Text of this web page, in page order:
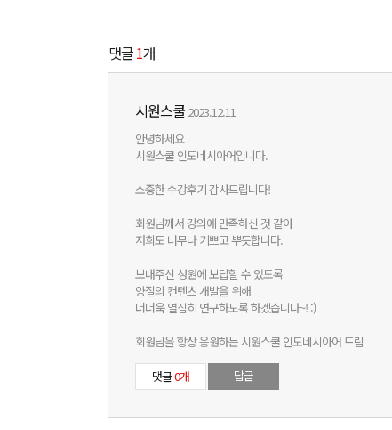
댓글1개
시원스쿨 2023.12.11
안녕하세요
시원스쿨 인도네시아어입니다.
소중한 수강후기 감사드립니다!
회원님께서 강의에 만족하신 것 같아
저희도 너무나 기쁘고 뿌듯합니다.
보내주신 성원에 보답할 수 있도록
양질의 컨텐츠 개발을 위해
더더욱 열심히 연구하도록 하겠습니다~! :)
회원님을 항상 응원하는 시원스쿨 인도네시아어 드림
댓글0개 답글